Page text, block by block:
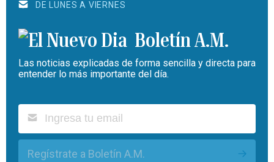
DE LUNES A VIERNES
Boletín A.M.
Las noticias explicadas de forma sencilla y directa para
entender lo más importante del día.
Regístrate a Boletín A.M.